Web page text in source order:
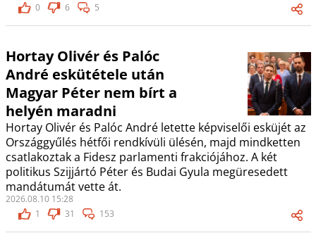
0
6 5
Hortay Olivér és Palóc
André eskütétele után
Magyar Péter nem bírt a
helyén maradni
Hortay Olivér és Palóc André letette képviselői esküjét az
Országgyűlés hétfői rendkívüli ülésén, majd mindketten
csatlakoztak a Fidesz parlamenti frakciójához. A két
politikus Szijjártó Péter és Budai Gyula megüresedett
mandátumát vette át.
2026.08.10 15:28
1
31 153